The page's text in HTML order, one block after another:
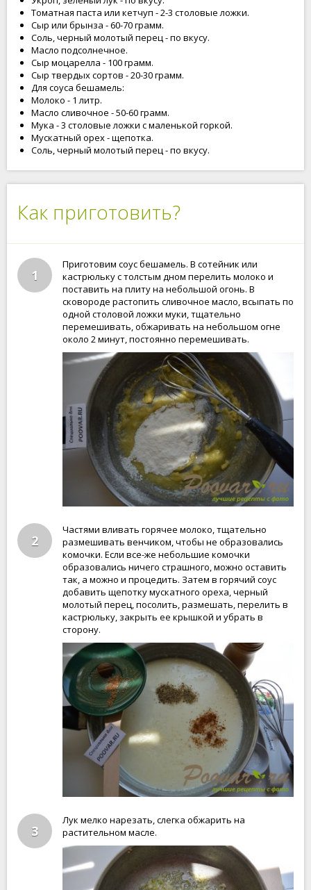
Томатная паста или кетчуп - 2-3 столовые ложки.
Сыр или брынза - 60-70 грамм.
Соль, черный молотый перец - по вкусу.
Масло подсолнечное.
Сыр моцарелла - 100 грамм.
Сыр твердых сортов - 20-30 грамм.
Для соуса бешамель:
Молоко - 1 литр.
Масло сливочное - 50-60 грамм.
Мука - 3 столовые ложки с маленькой горкой.
Мускатный орех - щепотка.
Соль, черный молотый перец - по вкусу.
Как приготовить?
1
Приготовим соус бешамель. В сотейник или
кастрюльку с толстым дном перелить молоко и
поставить на плиту на небольшой огонь. В
сковороде растопить сливочное масло, всыпать по
одной столовой ложки муки, тщательно
перемешивать, обжаривать на небольшом огне
около 2 минут, постоянно перемешивать.
2
Частями вливать горячее молоко, тщательно
размешивать венчиком, чтобы не образовались
комочки. Если все-же небольшие комочки
образовались ничего страшного, можно оставить
так, а можно и процедить. Затем в горячий соус
добавить щепотку мускатного ореха, черный
молотый перец, посолить, размешать, перелить в
кастрюльку, закрыть ее крышкой и убрать в
сторону.
3
Лук мелко нарезать, слегка обжарить на
растительном масле.